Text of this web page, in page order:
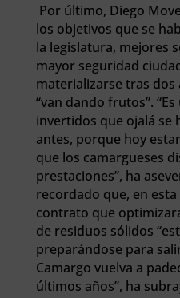
Por último, Diego
los objetivos que se
la legislatura, mejores
mayor seguridad
materializarse tras
“van dando frutos”.
invertidos que ojalá se
antes, porque hoy
que los camargueses
prestaciones”, ha
recordado que, en
contrato que
de residuos sólidos
preparándose para
Camargo vuelva a
últimos años”, ha